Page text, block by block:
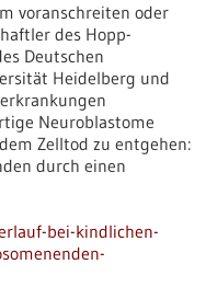
voranschreiten oder
des Hopp-
Deutschen
Heidelberg und
Neuroblastome
Zelltod zu entgehen:
durch einen
bei-kindlichen-